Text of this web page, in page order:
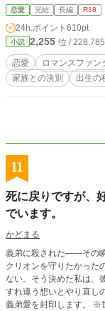
いるの
瞬間実
て二人
のを見
デリカ
二人。
ずに楽
ってい
に戻
は、
ませ
恋愛 完結 長編 R18
24h.ポイント 610pt
小説 2,255 位 /
恋愛 ロマンスファン
家族との決別
出生の
11
死に戻りですが、
でいます。
かどまる
義弟に殺された――その
クリオンを守りたかった
ない。そう決めた私は、
すれ違う想いとやり直し
義弟愛を封印します。 ※世界観はご都合的な世界です、魔法もあります。 ※デ